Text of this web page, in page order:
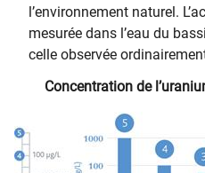
l’environnement naturel.
mesurée dans l’eau du
celle observée
Concentration de